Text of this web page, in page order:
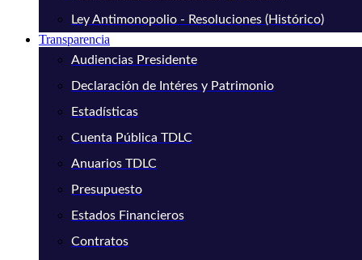
Ley Antimonopolio - Resoluciones (Histórico)
Transparencia
Audiencias Presidente
Declaración de Intéres y Patrimonio
Estadísticas
Cuenta Pública TDLC
Anuarios TDLC
Presupuesto
Estados Financieros
Contratos